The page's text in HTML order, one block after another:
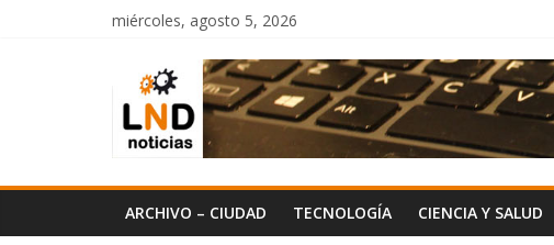
miércoles, agosto 5, 2026
LND
Noticias
ARCHIVO – CIUDAD TECNOLOGÍA CIENCIA Y SALUD